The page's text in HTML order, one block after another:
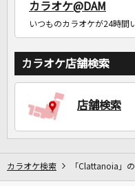
カラオケ@DAM
いつものカラオケが24時間
カラオケ店舗検索
店舗検索
カラオケ検索 「Clattanoia」